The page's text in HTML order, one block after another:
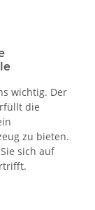
wichtig. Der
die
zu bieten.
sich auf